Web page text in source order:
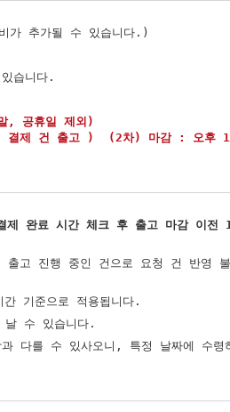
가 추가될 수 있습니다.)
습니다.
, 공휴일 제외)
제 건 출고 ) (2차) 마감 : 오후
완료 시간 체크 후 출고 마감 이전
고 진행 중인 건으로 요청 건 반영 불
기준으로 적용됩니다.
수 있습니다.
다를 수 있사오니, 특정 날짜에 수령